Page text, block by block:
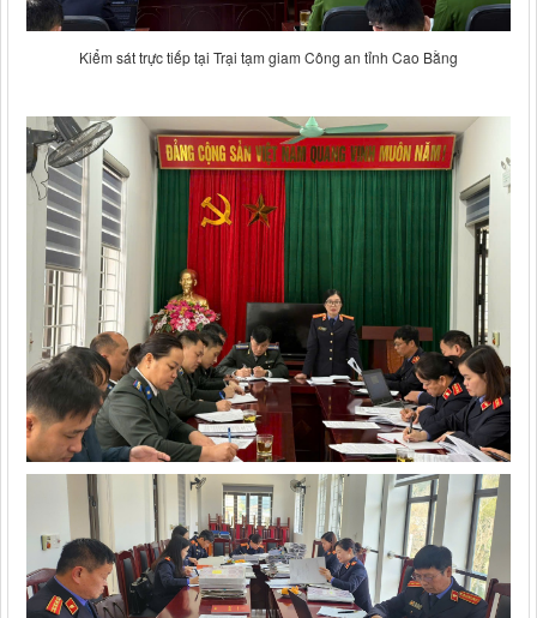
Kiểm sát trực tiếp tại Trại tạm giam Công an tỉnh Cao Bằng